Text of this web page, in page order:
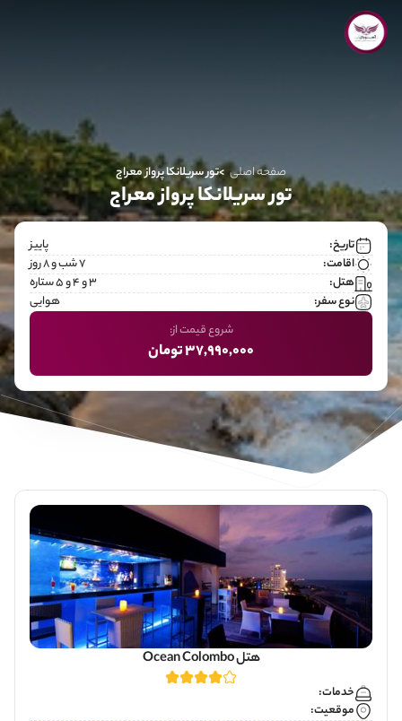
صفحه اصلی تور سریلانکا پرواز معراج
تور سریلانکا پرواز معراج
تاریخ:
پاییز
اقامت:
7 شب و 8 روز
هتل:
۳ و ۴ و ۵ ستاره
نوع سفر:
هوایی
شروع قیمت از:
37,990,000 تومان
هتل Ocean Colombo
خدمات:
موقعیت: